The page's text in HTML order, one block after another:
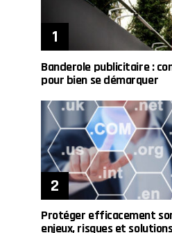
Banderole publicitaire :
pour bien se démarquer
Protéger efficacement
enjeux, risques et